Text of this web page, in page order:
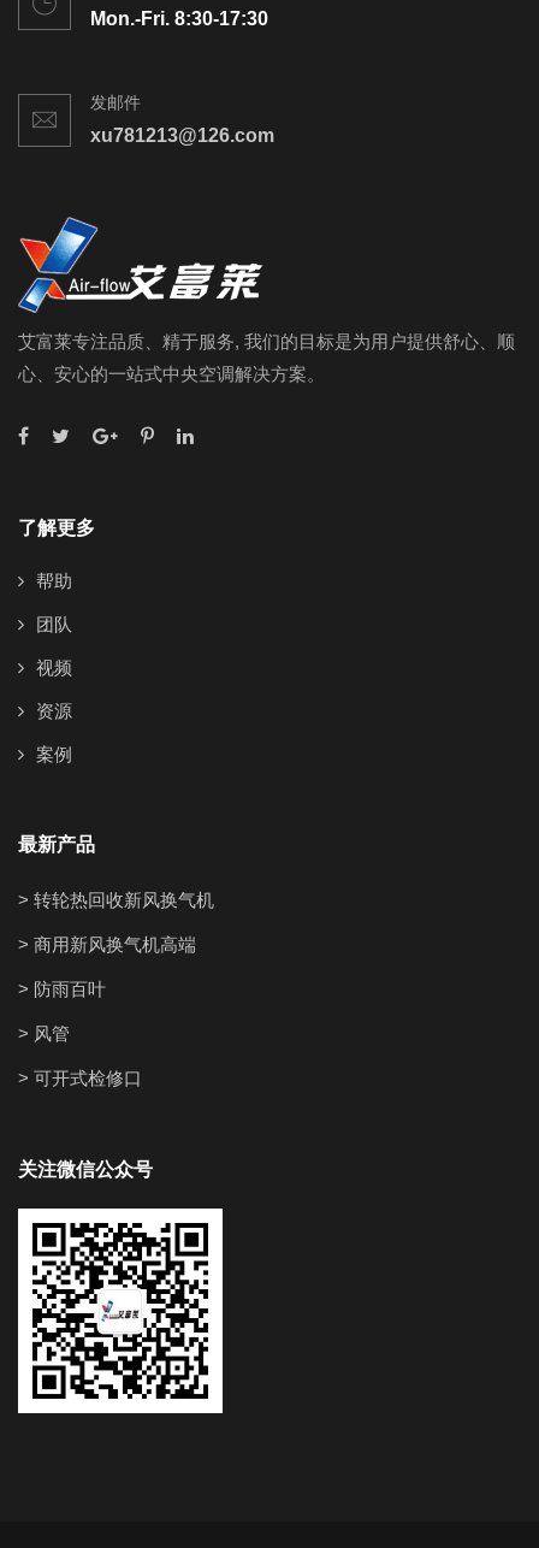
Mon.-Fri. 8:30-17:30
发邮件
xu781213@126.com
艾富莱专注品质、精于服务, 我们的目标是为用户提供舒心、顺
心、安心的一站式中央空调解决方案。
了解更多
帮助
团队
视频
资源
案例
最新产品
> 转轮热回收新风换气机
> 商用新风换气机高端
> 防雨百叶
> 风管
> 可开式检修口
关注微信公众号